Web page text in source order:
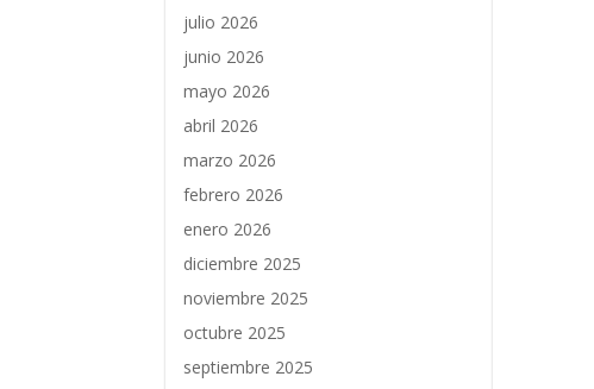
julio 2026
junio 2026
mayo 2026
abril 2026
marzo 2026
febrero 2026
enero 2026
diciembre 2025
noviembre 2025
octubre 2025
septiembre 2025